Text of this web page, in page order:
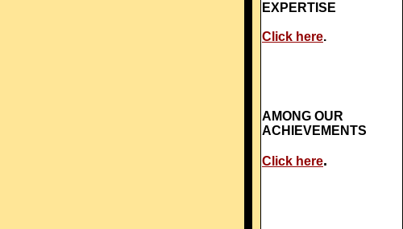
EXPERTISE
Click here.
AMONG OUR
ACHIEVEMENTS
Click here.